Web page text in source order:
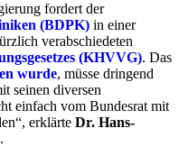
fordert der
(BDPK) in einer
verabschiedeten
(KHVVG). Das
wurde, müsse dringend
seinen diversen
einfach vom Bundesrat mit
erklärte Dr. Hans-